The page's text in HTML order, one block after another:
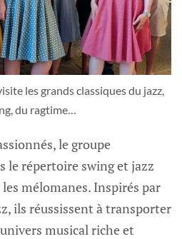
les grands classiques du jazz,
du ragtime…
le groupe
le répertoire swing et jazz
mélomanes. Inspirés par
ils réussissent à transporter
musical riche et